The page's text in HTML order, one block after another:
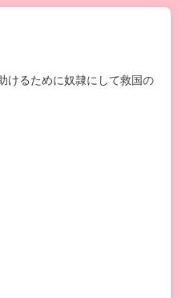
けるために奴隷にして救国の